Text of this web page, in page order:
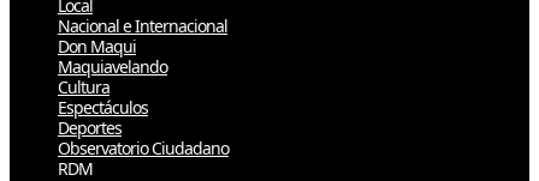
Local
Nacional e Internacional
Don Maqui
Maquiavelando
Cultura
Espectáculos
Deportes
Observatorio Ciudadano
RDM